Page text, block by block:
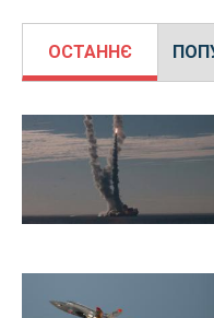
ОСТАННЄ